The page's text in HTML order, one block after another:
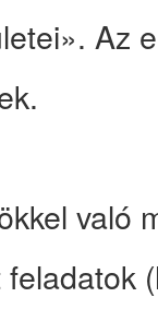
Az
való